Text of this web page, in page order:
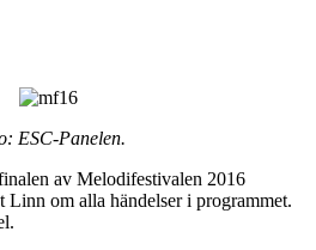
ESC-Panelen.
av Melodifestivalen 2016
Linn om alla händelser i programmet.